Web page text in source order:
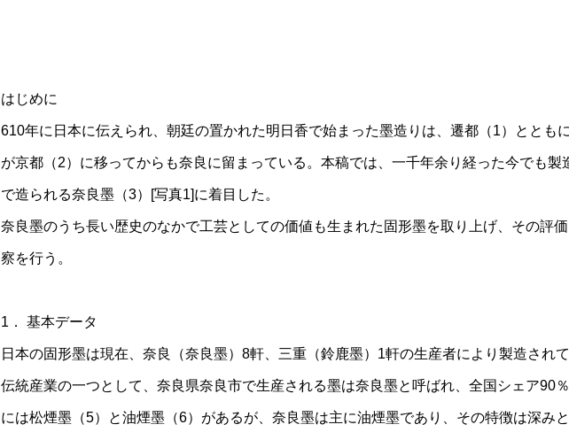
はじめに
610年に日本に伝えられ、朝廷の置かれた明日香で始まった墨造りは、遷都（1）ととも
が京都（2）に移ってからも奈良に留まっている。本稿では、一千年余り経った今でも製
で造られる奈良墨（3）[写真1]に着目した。
奈良墨のうち長い歴史のなかで工芸としての価値も生まれた固形墨を取り上げ、その評
察を行う。
1． 基本データ
日本の固形墨は現在、奈良（奈良墨）8軒、三重（鈴鹿墨）1軒の生産者により製造され
伝統産業の一つとして、奈良県奈良市で生産される墨は奈良墨と呼ばれ、全国シェア90
には松煙墨（5）と油煙墨（6）があるが、奈良墨は主に油煙墨であり、その特徴は深み